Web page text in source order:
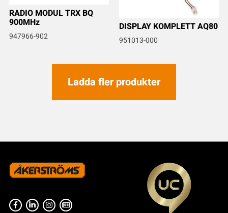
RADIO MODUL TRX BQ
900MHz
947966-902
DISPLAY KOMPLETT AQ80
951013-000
Ladda fler produkter